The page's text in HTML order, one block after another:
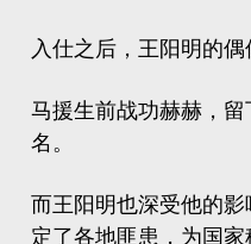
入仕之后，王阳明的偶
马援生前战功赫赫，
名。
而王阳明也深受他的
定了各地匪患，为国家